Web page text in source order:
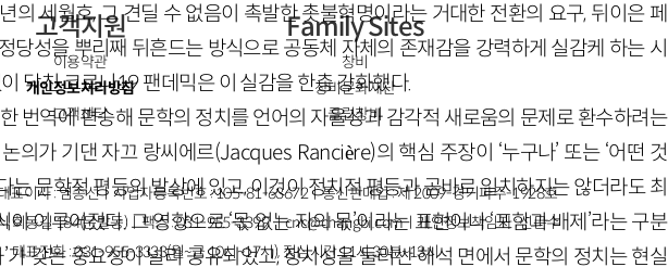
세월호, 그 견딜 수 없음이 촉발한 촛불혁명이라는 거대한 전환의 요구, 뒤이은 페
당성을 뿌리째 뒤흔드는 방식으로 공동체 자체의 존재감을 강력하게 실감케 하는 시
닥친 코로나19 팬데믹은 이 실감을 한층 강화했다.
한 번역에 편승해 문학의 정치를 언어의 자율성과 감각적 새로움의 문제로 환수하려는
의가 기댄 자끄 랑씨에르(Jacques Rancière)의 핵심 주장이 ‘누구나’ 또는 ‘어떤 것
는 문학적 평등의 발상에 있고, 이것이 정치적 평등과 곧바로 일치하지는 않더라도 최
이루어졌다. 그 영향으로 ‘몫 없는 자의 몫’이라는 표현이나 ‘포함과 배제’라는 구분
’가 갖는 중요성이 널리 공유되었고, 정치성을 둘러싼 해석 면에서 문학의 정치는 현실
고객지원
이용약관
개인정보처리방침
고객센터
Family Sites
창비
창비문화재단
클럽창비
표이사 : 염종선ㅣ사업자등록번호 : 105-81-63672ㅣ통신판매업 : 제 2009-경기파주-1928호
회동길 184(문발동)ㅣ팩스 : 031-955-3399 ㅣcnc@changbi.comㅣ개인정보책임자 : 신문수
대표전화 : 031-955-3333(월~금 10시~17시), 점심시간 11시 30분~13시